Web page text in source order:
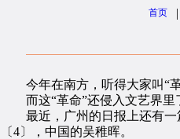
首页 |
今年在南方，听得大家叫“革
而这“革命”还侵入文艺界里
最近，广州的日报上还有一
〔4〕，中国的吴稚晖。